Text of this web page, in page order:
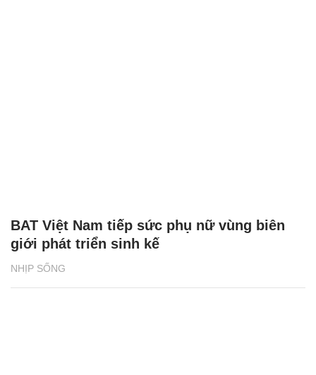
NHỊP SỐNG
BAT Việt Nam tiếp sức phụ nữ vùng biên
giới phát triển sinh kế